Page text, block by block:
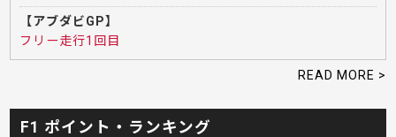
【アブダビGP】
フリー走行1回目
READ MORE >
F1 ポイント・ランキング